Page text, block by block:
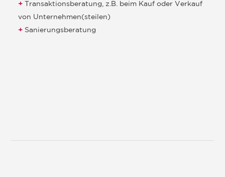
Transaktionsberatung, z.B. beim Kauf oder Verkauf
von Unternehmen(steilen)
Sanierungsberatung